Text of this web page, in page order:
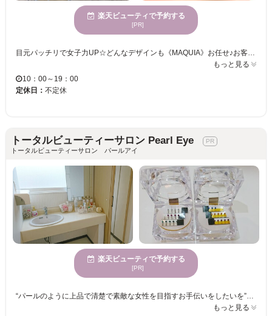
楽天ビューティで予約する
[PR]
目元パッチリで女子力UP☆どんなデザインも《MAQUIA》お任せ♪お客様のお仕事や普段の生活に合わせて、ナチュラルからボリュームUPまでプロがご提案致します！！エクステの種類が豊富＆高技術者の施術で満足度は◎“モチの良さ＆リーズナブルな価格”も自慢なので、『パッチリeye』がずっと続く★《MAQUIA》で輝く目元を手に入れてみませんか♪？
もっと見る
10：00～19：00
定休日： 不定休
トータルビューティーサロン Pearl Eye
トータルビューティーサロン パールアイ
楽天ビューティで予約する
[PR]
“パールのように上品で清楚で素敵な女性を目指すお手伝いをしたいを”コンセプトに持つ【トータルビューティーサロン Pearl Eye】は、ゲスト一人ひとりの生え癖や毛質、似合わせを考え、立体的で魅力的な目元を提供してくれるまつ毛サロンです♪♪ 白を基調に落ち着きのある店内は、初めての方でも緊張せずゆっくりとリラックスしながらサロンタイムが過ごせます◎また、丁寧なカウンセリングを行ってくれるので、デザインが決まらない方でも安心してお任せ出来ます◎ ぜひこの機会に【トータルビューティーサロン Pearl Eye】で、すっぴんでも自信が持てる自分へ変身してみませんか？？
もっと見る